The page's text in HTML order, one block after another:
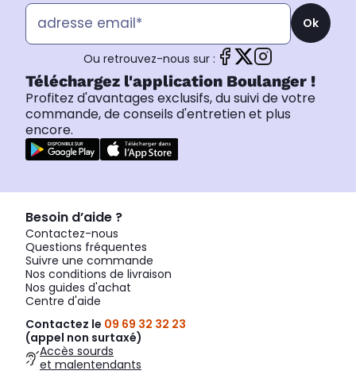
Ok
Ou retrouvez-nous sur :
Téléchargez l'application Boulanger !
Profitez d'avantages exclusifs, du suivi de votre
commande, de conseils d'entretien et plus
encore.
Besoin d’aide ?
Contactez-nous
Questions fréquentes
Suivre une commande
Nos conditions de livraison
Nos guides d'achat
Centre d'aide
Contactez le 09 69 32 32 23
(appel non surtaxé)
Accès sourds
et malentendants